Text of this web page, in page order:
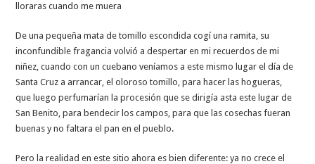
lloraras cuando me muera
De una pequeña mata de tomillo escondida cogí una ramita, su
inconfundible fragancia volvió a despertar en mi recuerdos de mi
niñez, cuando con un cuebano veníamos a este mismo lugar el día de
Santa Cruz a arrancar, el oloroso tomillo, para hacer las hogueras,
que luego perfumarían la procesión que se dirigía asta este lugar de
San Benito, para bendecir los campos, para que las cosechas fueran
buenas y no faltara el pan en el pueblo.
Pero la realidad en este sitio ahora es bien diferente: ya no crece el